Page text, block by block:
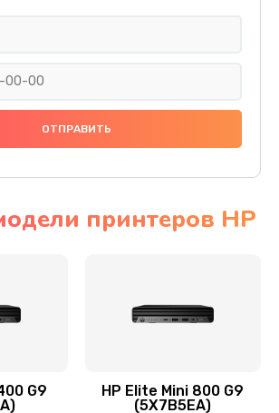
данных
принтеров HP
G9
HP Elite Mini 800 G9
(5X7B5EA)